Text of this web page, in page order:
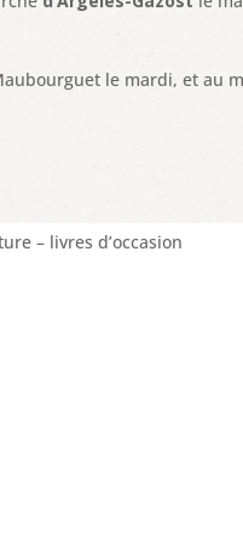
le mardi, et au
– livres d’occasion